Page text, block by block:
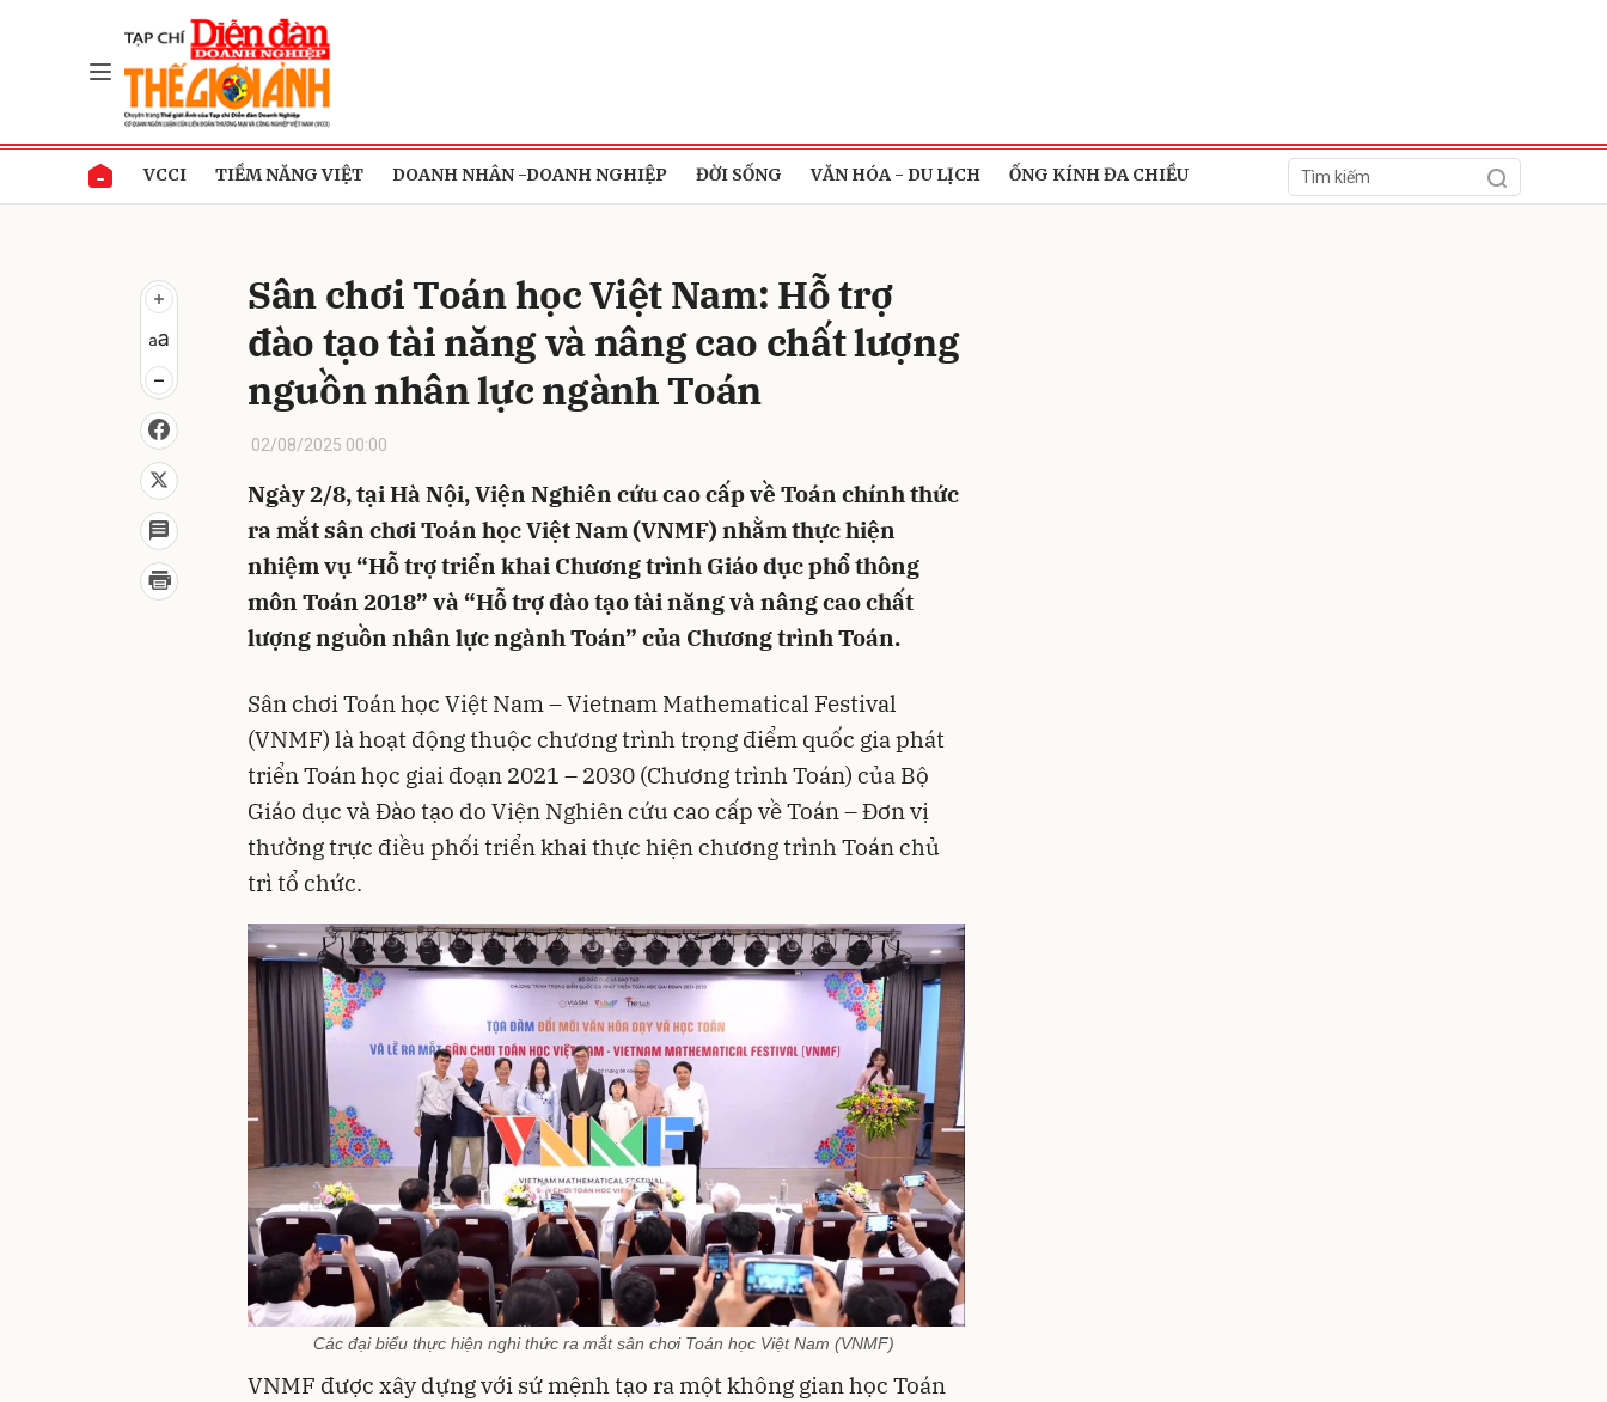
VCCI TIỀM NĂNG VIỆT DOANH NHÂN -DOANH NGHIỆP ĐỜI SỐNG VĂN HÓA - DU LỊCH ỐNG KÍNH ĐA CHIỀU
Sân chơi Toán học Việt Nam: Hỗ trợ
đào tạo tài năng và nâng cao chất lượng
nguồn nhân lực ngành Toán
02/08/2025 00:00
Ngày 2/8, tại Hà Nội, Viện Nghiên cứu cao cấp về Toán chính thức
ra mắt sân chơi Toán học Việt Nam (VNMF) nhằm thực hiện
nhiệm vụ “Hỗ trợ triển khai Chương trình Giáo dục phổ thông
môn Toán 2018” và “Hỗ trợ đào tạo tài năng và nâng cao chất
lượng nguồn nhân lực ngành Toán” của Chương trình Toán.
Sân chơi Toán học Việt Nam – Vietnam Mathematical Festival
(VNMF) là hoạt động thuộc chương trình trọng điểm quốc gia phát
triển Toán học giai đoạn 2021 – 2030 (Chương trình Toán) của Bộ
Giáo dục và Đào tạo do Viện Nghiên cứu cao cấp về Toán – Đơn vị
thường trực điều phối triển khai thực hiện chương trình Toán chủ
trì tổ chức.
Các đại biểu thực hiện nghi thức ra mắt sân chơi Toán học Việt Nam (VNMF)
VNMF được xây dựng với sứ mệnh tạo ra một không gian học Toán